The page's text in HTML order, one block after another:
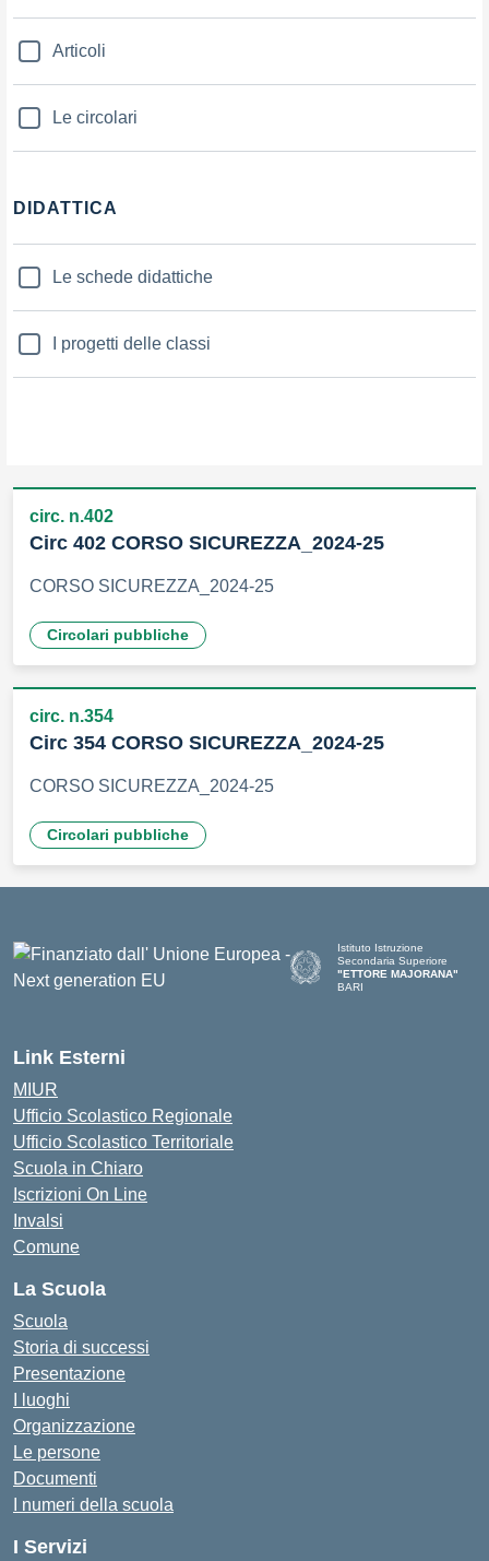
Articoli
Le circolari
DIDATTICA
Le schede didattiche
I progetti delle classi
circ. n.402
Circ 402 CORSO SICUREZZA_2024-25
CORSO SICUREZZA_2024-25
Circolari pubbliche
circ. n.354
Circ 354 CORSO SICUREZZA_2024-25
CORSO SICUREZZA_2024-25
Circolari pubbliche
Istituto Istruzione
Secondaria Superiore
"ETTORE MAJORANA"
BARI
Link Esterni
MIUR
Ufficio Scolastico Regionale
Ufficio Scolastico Territoriale
Scuola in Chiaro
Iscrizioni On Line
Invalsi
Comune
La Scuola
Scuola
Storia di successi
Presentazione
I luoghi
Organizzazione
Le persone
Documenti
I numeri della scuola
I Servizi